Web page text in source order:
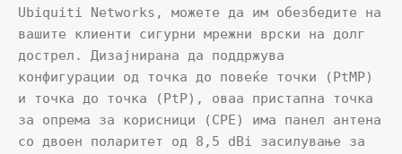
Ubiquiti Networks, можете да им обезбедите на
вашите клиенти сигурни мрежни врски на долг
дострел. Дизајнирана да поддржува
конфигурации од точка до повеќе точки (PtMP)
и точка до точка (PtP), оваа пристапна точка
за опрема за корисници (CPE) има панел антена
со двоен поларитет од 8,5 dBi засилување за